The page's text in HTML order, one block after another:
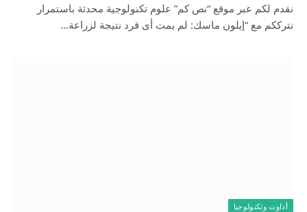
نقدم لكم عبر موقع “نص كم” علوم تكنولوجية محدثة باستمرار
نترككم مع “إيلون ماسك: لم يمت أى قرد نتيجة لزراعة…
أداوت وتكنولوجيا